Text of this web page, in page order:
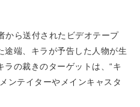
から送付されたビデオテープ
途端、キラが予告した人物が生
の裁きのターゲットは、“キ
ンテイターやメインキャスタ